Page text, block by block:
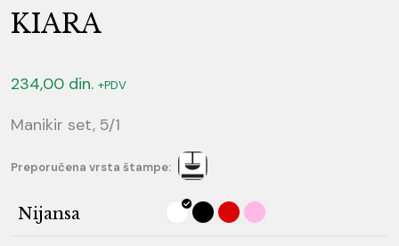
KIARA
234,00 din. +PDV
Manikir set, 5/1
Preporučena vrsta štampe:
Nijansa